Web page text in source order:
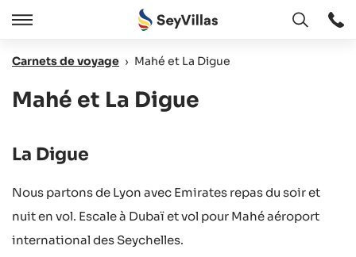
Cermer
Ouvert
Carnets de voyage › Mahé et La Digue
Mahé et La Digue
La Digue
Nous partons de Lyon avec Emirates repas du soir et
nuit en vol. Escale à Dubaï et vol pour Mahé aéroport
international des Seychelles.